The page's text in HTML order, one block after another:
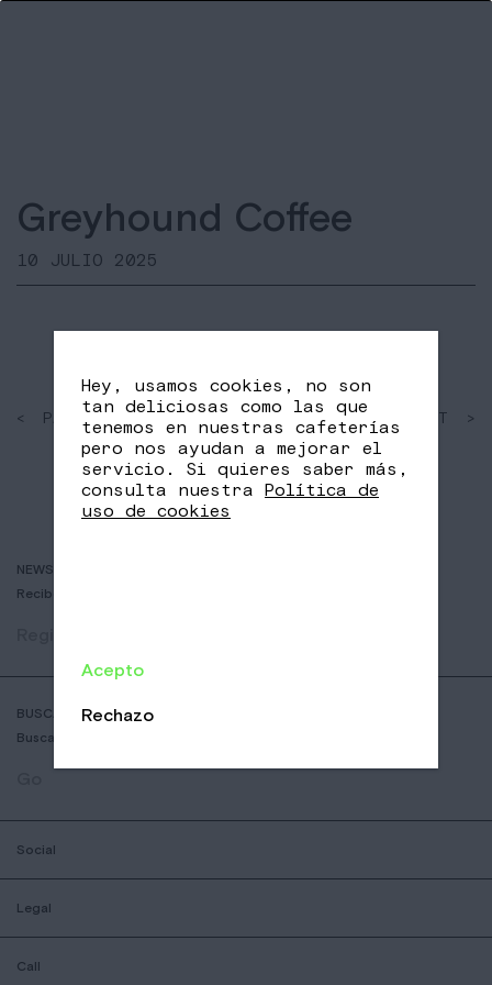
Greyhound Coffee
10 JULIO 2025
< PAST
SHARE
FB
TW
NEXT >
NEWSLETTER
Recibe historias de cafés delicosos y las últimas novedades.
BUSCADOR DE COFFESSHOPS
Busca la tienda Nomad más cercana
Social
Legal
Call
Hey, usamos cookies, no son
tan deliciosas como las que
tenemos en nuestras cafeterías
pero nos ayudan a mejorar el
servicio. Si quieres saber más,
consulta nuestra Política de
uso de cookies
Acepto
Rechazo